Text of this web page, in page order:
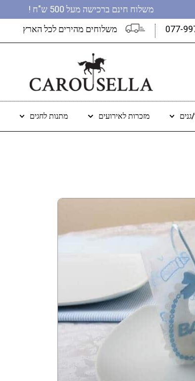
משלוח חינם ברכישה מעל 500 ש"ח !
077- משלוחים מהירים לכל הארץ
מזכרות לאירועים מתנות לחגים